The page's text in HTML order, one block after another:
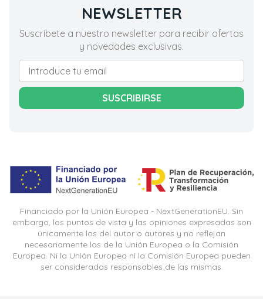
NEWSLETTER
Suscríbete a nuestro newsletter para recibir ofertas
y novedades exclusivas.
SUSCRIBIRSE
Financiado por la Unión Europea - NextGenerationEU. Sin
embargo, los puntos de vista y las opiniones expresadas son
únicamente los del autor o autores y no reflejan
necesariamente los de la Unión Europea o la Comisión
Europea. Ni la Unión Europea ni la Comisión Europea pueden
ser consideradas responsables de las mismas.